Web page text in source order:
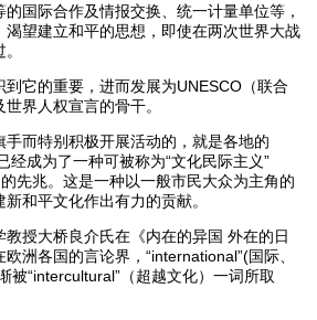
际合作及情报交换、统一计量单位等，
渴望建立和平的思想，即使在两次世界大战
它的重要，进而发展为UNESCO（联合
界人权宣言的骨干。
而特别积极开展活动的，就是各地的
经成为了一种可被称为“文化民际主义”
先兆。这是一种以一般市民大众为主角的
和平文化作出有力的贡献。
授大桥良介氏在《内在的异国 外在的日
洲各国的言论界，“international”(国际、
被“intercultural”（超越文化）一词所取